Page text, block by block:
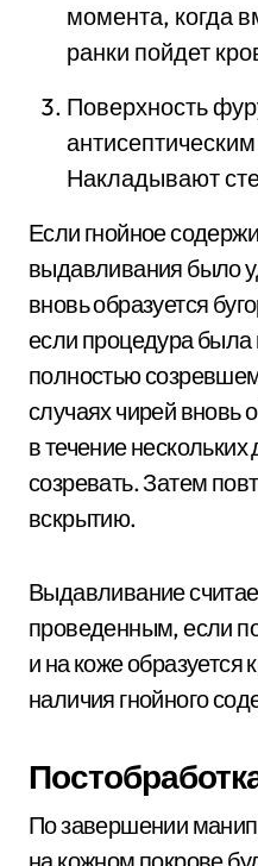
момента, когда
ранки пойдет
Поверхность
Накладывают
Если гнойное
выдавливания было
вновь образуется
если процедура была
полностью
случаях чирей вновь
в течение
созревать. Затем
вскрытию.
Выдавливание
проведенным, если
и на коже образуется
наличия гнойного
По завершении